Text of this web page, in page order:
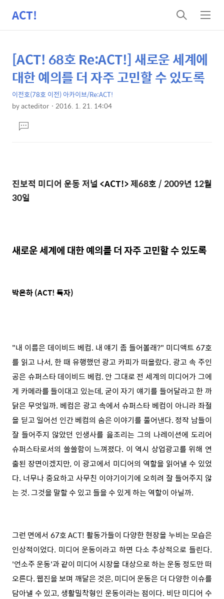
ACT!
검
색
메
뉴
상
세
컨
텐
본
문
제
목
[ACT! 68호 Re:ACT!] 새로운 세계에
대한 예의를 더 자주 고민할 수 있도록
이전호(78호 이전) 아카이브/Re:ACT!
byacteditor 2016. 1. 21. 14:04
문댓
글
진보적 미디어 운동 저널<ACT!>제68호 / 2009년 12월
30일
새로운 세계에 대한 예의를 더 자주 고민할 수 있도록
박은하 (ACT! 독자)
"내 이름은 데이비드 베컴. 내 얘기 좀 들어볼래?" 미디액트 67호
를 읽고 나서, 한 때 유행했던 광고 카피가 떠올랐다. 광고 속 주인
공은 슈퍼스타 데이비드 베컴. 안 그대로 전 세계의 미디어가 그에
게 카메라를 들이대고 있는데, 굳이 자기 얘기를 들어달라고 한 까
닭은 무엇일까. 베컴은 광고 속에서 슈퍼스타 베컴이 아니라 좌절
을 딛고 일어선 인간 베컴의 숨은 이야기를 풀어낸다. 정작 남들이
잘 들어주지 않았던 인생사를 읊조리는 그의 나레이션에 도리어
슈퍼스타로서의 쓸쓸함이 느껴졌다. 이 역시 상업광고를 위해 연
출된 장면이겠지만, 이 광고에서 미디어의 역할을 읽어낼 수 있었
다. 너무나 중요하고 사무친 이야기이기에 오히려 잘 들어주지 않
는 것. 그것을 말할 수 있고 들을 수 있게 하는 역할이 아닐까.
그런 면에서 67호 ACT! 활동가들이 다양한 현장을 누비는 모습은
인상적이었다. 미디어 운동이라고 하면 다소 추상적으로 들린다.
'언소주 운동'과 같이 미디어 시장을 대상으로 하는 운동 정도만 떠
오른다. 웹진을 보며 깨달은 것은, 미디어 운동은 더 다양한 이슈를
담아낼 수 있고, 생활밀착형인 운동이라는 점이다. 비단 미디어 수